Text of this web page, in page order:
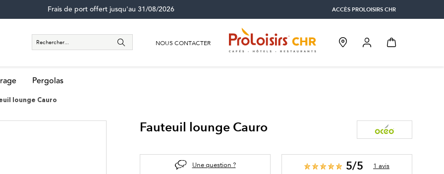
ACCÈS PROLOISIRS CHR
Frais de port offert jusqu'au 31/08/2026
NOUS CONTACTER
Pergolas
lounge Cauro
Fauteuil lounge Cauro
Une question ? 5/5 1 avis